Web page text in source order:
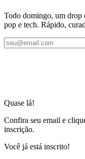
Todo domingo, um drop
pop e tech. Rápido,
Quase lá!
Confira seu email e
inscrição.
Você já está inscrito!